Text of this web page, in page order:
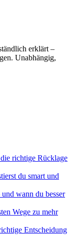
erklärt –
Unabhängig,
richtige Rücklage
du smart und
wann du besser
Wege zu mehr
Entscheidung